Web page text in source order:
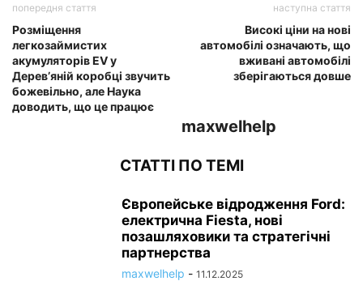
попередня стаття
Розміщення
легкозаймистих
акумуляторів EV у
Дерев’яній коробці звучить
божевільно, але Наука
доводить, що це працює
наступна стаття
Високі ціни на нові
автомобілі означають, що
вживані автомобілі
зберігаються довше
maxwelhelp
СТАТТІ ПО ТЕМІ
Європейське відродження Ford:
електрична Fiesta, нові
позашляховики та стратегічні
партнерства
maxwelhelp - 11.12.2025